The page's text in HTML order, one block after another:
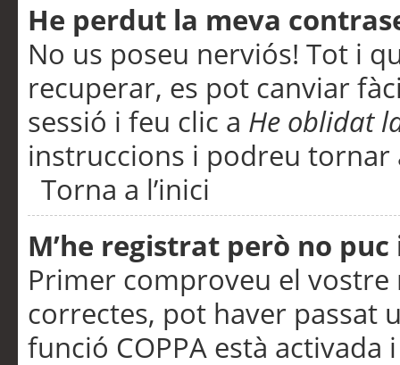
He perdut la meva
No us poseu nerviós! Tot i
recuperar, es pot canviar
sessió i feu clic a He oblidat
instruccions i podreu tornar
Torna a l’inici
M’he registrat però no
Primer comproveu el vostre
correctes, pot haver passat
funció COPPA està